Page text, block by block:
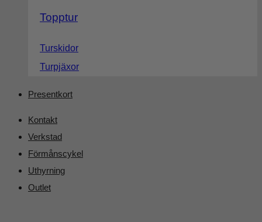
Topptur
Turskidor
Turpjäxor
Presentkort
Kontakt
Verkstad
Förmånscykel
Uthyrning
Outlet